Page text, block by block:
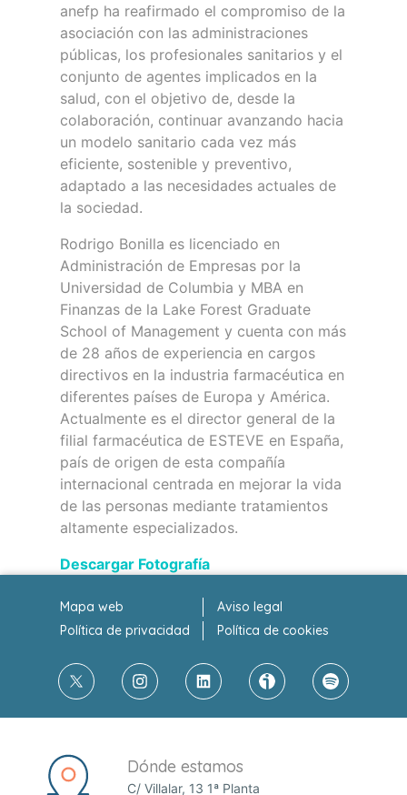
anefp ha reafirmado el compromiso de la
asociación con las administraciones
públicas, los profesionales sanitarios y el
conjunto de agentes implicados en la
salud, con el objetivo de, desde la
colaboración, continuar avanzando hacia
un modelo sanitario cada vez más
eficiente, sostenible y preventivo,
adaptado a las necesidades actuales de
la sociedad.
Rodrigo Bonilla es licenciado en
Administración de Empresas por la
Universidad de Columbia y MBA en
Finanzas de la Lake Forest Graduate
School of Management y cuenta con más
de 28 años de experiencia en cargos
directivos en la industria farmacéutica en
diferentes países de Europa y América.
Actualmente es el director general de la
filial farmacéutica de ESTEVE en España,
país de origen de esta compañía
internacional centrada en mejorar la vida
de las personas mediante tratamientos
altamente especializados.
Descargar Fotografía
Mapa web
Aviso legal
Política de privacidad
Política de cookies
Dónde estamos
C/ Villalar, 13 1ª Planta